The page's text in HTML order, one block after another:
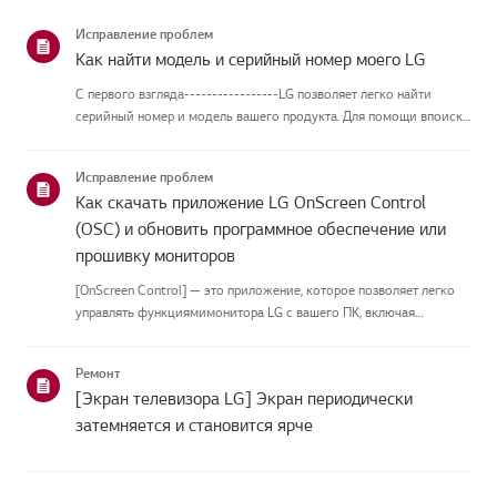
Исправление проблем
Как найти модель и серийный номер моего LG
С первого взгляда-----------------LG позволяет легко найти
серийный номер и модель вашего продукта. Для помощи впоиске
руководство создано...
Исправление проблем
Как скачать приложение LG OnScreen Control
(OSC) и обновить программное обеспечение или
прошивку мониторов
[OnScreen Control] — это приложение, которое позволяет легко
управлять функциямимонитора LG с вашего ПК, включая
приложение для вашей ...
Ремонт
[Экран телевизора LG] Экран периодически
затемняется и становится ярче